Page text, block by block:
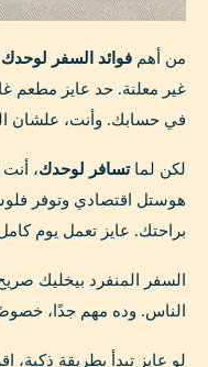
من أهم فوائد السفر لوحدك
غير معلنة. حد عايز مطعم
في حسابك. وأنت، علشان
لكن لماتسافر لوحدك
هوستل اقتصادي وتوفر
براحتك. عايز تعمل يوم
السفر المنفرد بيخليك
الناس. وده مهم جدًا،
لو عايز تبدأ بطريقة ذكية،